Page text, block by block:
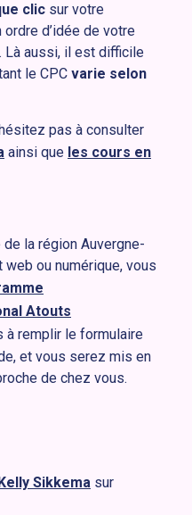
clic sur votre
d’idée de votre
Là aussi, il est difficile
le CPC varie selon
pas à consulter
ainsi que les cours en
la région Auvergne-
web ou numérique, vous
Atouts
à remplir le formulaire
et vous serez mis en
de chez vous.
Sikkema sur